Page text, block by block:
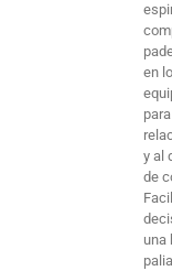
en
y al
de
una